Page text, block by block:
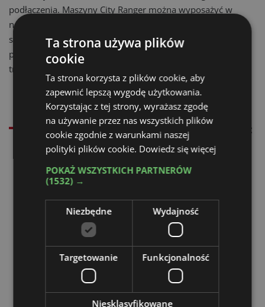
podłączenia. Maszyny City Ranger można wyposażyć w
następujący osprzęt: zamiatarkę podciśnieniową, automat
szorująco zbierający, pług, pług V, szczotkę do odśnieżania,
posypywarkę, kosiarkę bijakową lub talerzową, zbiornik na
trawę oraz szczotkę do chwastów ze zbiornikiem.
Polecamy produkty z naszego sklepu:
Manitou MLT 635
Ta strona używa plików
cookie
Ta strona korzysta z plików cookie, aby
zapewnić lepszą wygodę użytkowania.
Korzystając z tej strony, wyrażasz zgodę
na używanie przez nas wszystkich plików
cookie zgodnie z warunkami naszej
polityki plików cookie. Dowiedz się więcej
POKAŻ WSZYSTKICH PARTNERÓW
(1532) →
Niezbędne Wydajność
Targetowanie Funkcjonalność
Niesklasyfikowane